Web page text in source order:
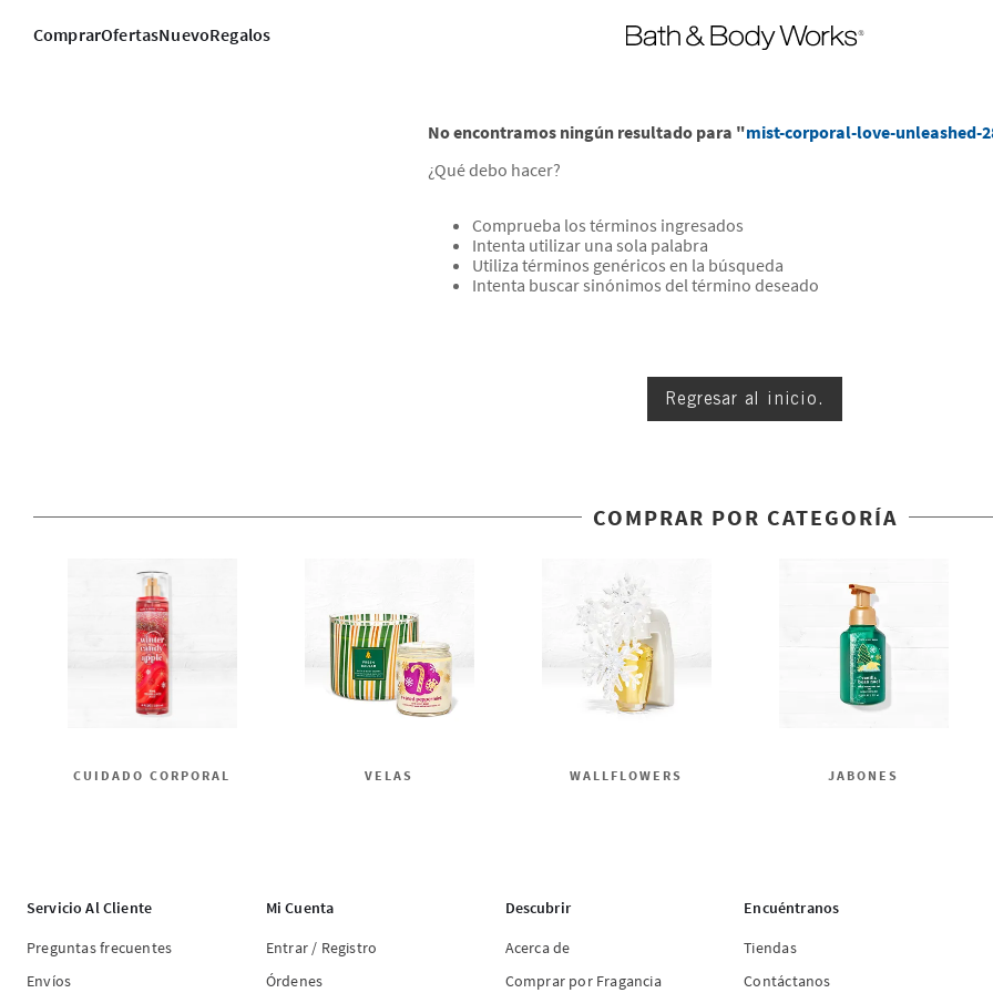
ComprarOfertasNuevoRegalos
No encontramos ningún resultado para "mist-corporal-love-unleashed-
¿Qué debo hacer?
Comprueba los términos ingresados
Intenta utilizar una sola palabra
Utiliza términos genéricos en la búsqueda
Intenta buscar sinónimos del término deseado
Regresar al inicio.
COMPRAR POR CATEGORÍA
CUIDADO CORPORAL VELAS WALLFLOWERS JABONES
Servicio Al Cliente
Preguntas frecuentes
Envíos
Mi Cuenta
Entrar / Registro
Órdenes
Descubrir
Acerca de
Comprar por Fragancia
Encuéntranos
Tiendas
Contáctanos